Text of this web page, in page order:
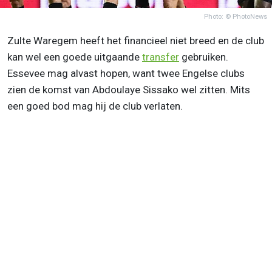
Photo: © PhotoNews
Zulte Waregem heeft het financieel niet breed en de club
kan wel een goede uitgaande transfer gebruiken.
Essevee mag alvast hopen, want twee Engelse clubs
zien de komst van Abdoulaye Sissako wel zitten. Mits
een goed bod mag hij de club verlaten.